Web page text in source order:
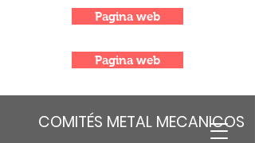
COMITÉS METAL MECANICOS
Pagina web
Pagina web